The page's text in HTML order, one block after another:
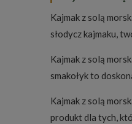
Kajmak z solą
słodycz kajmaku,
Kajmak z solą
smakołyk to
Kajmak z solą
produkt dla tych,